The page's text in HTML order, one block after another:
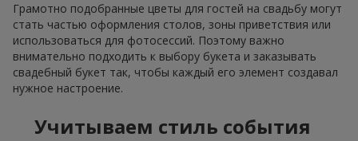
Грамотно подобранные цветы для гостей на свадьбу могут
стать частью оформления столов, зоны приветствия или
использоваться для фотосессий. Поэтому важно
внимательно подходить к выбору букета и заказывать
свадебный букет так, чтобы каждый его элемент создавал
нужное настроение.
Учитываем стиль события